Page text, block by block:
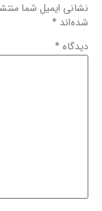
نشانی ایمیل شما
شده‌اند *
دیدگاه *